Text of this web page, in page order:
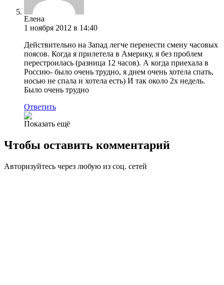
Елена
1 ноября 2012 в 14:40
Действительно на Запад легче перенести смену часовых
поясов. Когда я прилетела в Америку, я без проблем
перестроилась (разница 12 часов). А когда приехала в
Россию- было очень трудно, я днем очень хотела спать,
носью не спала и хотела есть) И так около 2х недель.
Было очень трудно
Ответить
Показать ещё
Чтобы оставить комментарий
Авторизуйтесь через любую из соц. сетей